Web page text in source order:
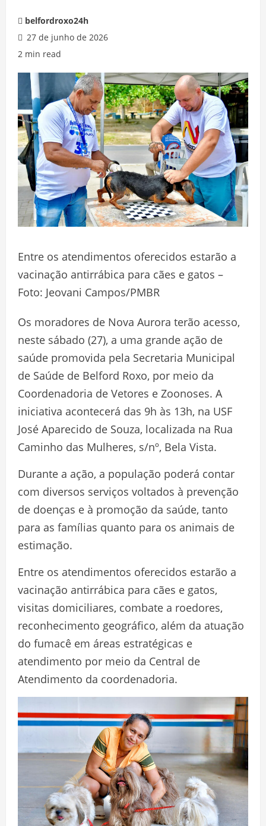
belfordroxo24h
27 de junho de 2026
2 min read
Entre os atendimentos oferecidos estarão a
vacinação antirrábica para cães e gatos –
Foto: Jeovani Campos/PMBR
Os moradores de Nova Aurora terão acesso,
neste sábado (27), a uma grande ação de
saúde promovida pela Secretaria Municipal
de Saúde de Belford Roxo, por meio da
Coordenadoria de Vetores e Zoonoses. A
iniciativa acontecerá das 9h às 13h, na USF
José Aparecido de Souza, localizada na Rua
Caminho das Mulheres, s/nº, Bela Vista.
Durante a ação, a população poderá contar
com diversos serviços voltados à prevenção
de doenças e à promoção da saúde, tanto
para as famílias quanto para os animais de
estimação.
Entre os atendimentos oferecidos estarão a
vacinação antirrábica para cães e gatos,
visitas domiciliares, combate a roedores,
reconhecimento geográfico, além da atuação
do fumacê em áreas estratégicas e
atendimento por meio da Central de
Atendimento da coordenadoria.